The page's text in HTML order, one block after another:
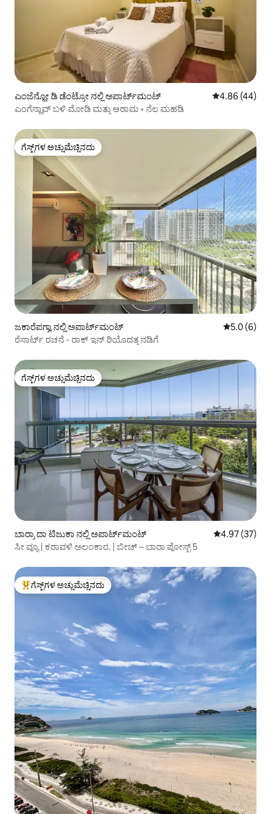
ಎಂಜೆನ್ಹೋ ಡಿ ಡೆಂಟ್ರೋ ನಲ್ಲಿ ಅಪಾರ್ಟ್‌ಮಂಟ್ 5 ರಲ್ಲಿ 4.86
4.86 (44)
ಎಂಗೆನ್ಹಾವ್ ಬಳಿ ಮೋಡಿ ಮತ್ತು ಆರಾಮ • ನೆಲ ಮಹಡಿ
ಗೆಸ್ಟ್‌ಗಳ ಅಚ್ಚುಮೆಚ್ಚಿನದು
ಗೆಸ್ಟ್‌ಗಳ ಅಚ್ಚುಮೆಚ್ಚಿನದು
ಜಕಾರೆಪಗ್ವಾ ನಲ್ಲಿ ಅಪಾರ್ಟ್‌ಮಂಟ್ 5 ರಲ್ಲಿ 5.0
5.0 (6)
ರೆಸಾರ್ಟ್ ರಚನೆ - ರಾಕ್ ಇನ್ ರಿಯೊದತ್ತ ನಡಿಗೆ
ಗೆಸ್ಟ್‌ಗಳ ಅಚ್ಚುಮೆಚ್ಚಿನದು
ಗೆಸ್ಟ್‌ಗಳ ಅಚ್ಚುಮೆಚ್ಚಿನದು
ಬಾರ್ರಾ ದಾ ಟಿಜುಕಾ ನಲ್ಲಿ ಅಪಾರ್ಟ್‌ಮಂಟ್ 5 ರಲ್ಲಿ 4.97
4.97 (37)
ಸೀ ವ್ಯೂ | ಕರಾವಳಿ ಅಲಂಕಾರ. | ಬೀಚ್ – ಬಾರಾ ಪೋಸ್ಟ್ 5
ಗೆಸ್ಟ್‌ಗಳಿಗೆ ಅತಿ ಹೆಚ್ಚು ಅಚ್ಚುಮೆಚ್ಚಿನದು
ಗೆಸ್ಟ್‌ಗಳ ಅಚ್ಚುಮೆಚ್ಚಿನದು